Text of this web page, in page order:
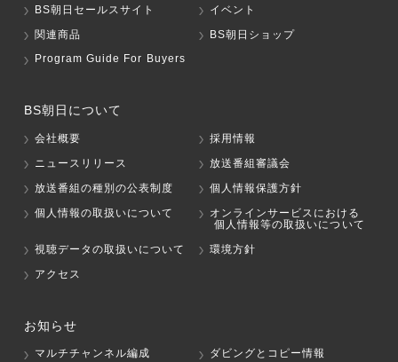
BS朝日セールスサイト
イベント
関連商品
BS朝日ショップ
Program Guide For Buyers
BS朝日について
会社概要
採用情報
ニュースリリース
放送番組審議会
放送番組の種別の公表制度
個人情報保護方針
個人情報の取扱いについて
オンラインサービスにおける
個人情報等の取扱いについて
視聴データの取扱いについて
環境方針
アクセス
お知らせ
マルチチャンネル編成 ダビングとコピー情報